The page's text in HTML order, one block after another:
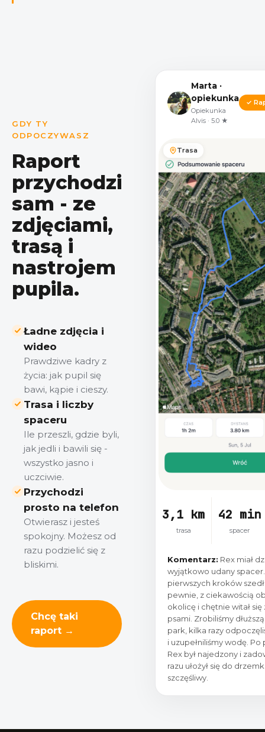
GDY TY
ODPOCZYWASZ
Raport
przychodzi
sam - ze
zdjęciami,
trasą i
nastrojem
pupila.
Ładne zdjęcia i
wideo
Prawdziwe kadry z
życia: jak pupil się
bawi, kąpie i cieszy.
Trasa i liczby
spaceru
Ile przeszli, gdzie byli,
jak jedli i bawili się -
wszystko jasno i
uczciwie.
Przychodzi
prosto na telefon
Otwierasz i jesteś
spokojny. Możesz od
razu podzielić się z
bliskimi.
Chcę taki
raport →
Marta ·
opiekunka
Opiekunka
Alvis · 5.0 ★
✓
Trasa
3,1 km
trasa
42 min
spacer
Komentarz: Rex miał
wyjątkowo udany
pierwszych kroków
pewnie, z ciekawością
okolicę i chętnie witał się
psami. Zrobiliśmy
park, kilka razy
i uzupełniliśmy wodę.
Rex był najedzony i
razu ułożył się do
szczęśliwy.